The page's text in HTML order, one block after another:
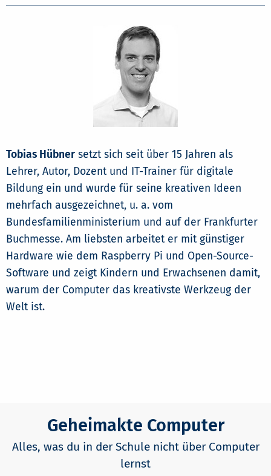
Tobias Hübner setzt sich seit über 15 Jahren als
Lehrer, Autor, Dozent und IT-Trainer für digitale
Bildung ein und wurde für seine kreativen Ideen
mehrfach ausgezeichnet, u. a. vom
Bundesfamilienministerium und auf der Frankfurter
Buchmesse. Am liebsten arbeitet er mit günstiger
Hardware wie dem Raspberry Pi und Open-Source-
Software und zeigt Kindern und Erwachsenen damit,
warum der Computer das kreativste Werkzeug der
Welt ist.
Geheimakte Computer
Alles, was du in der Schule nicht über Computer
lernst